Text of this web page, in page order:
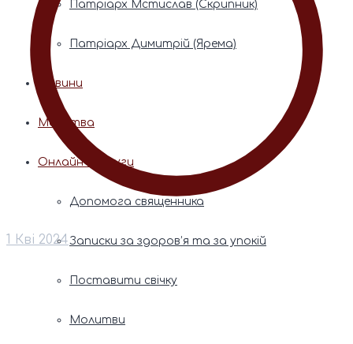
Патріарх Мстислав (Скрипник)
Патріарх Димитрій (Ярема)
Новини
Молитва
Онлайн послуги
Допомога священника
Записки за здоров’я та за упокій
Поставити свічку
Молитви
1 Кві 2024